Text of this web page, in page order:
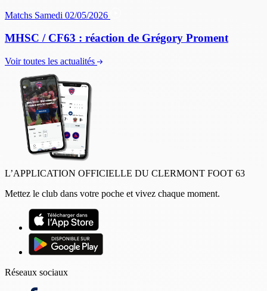
Matchs Samedi 02/05/2026
MHSC / CF63 : réaction de Grégory Proment
Voir toutes les actualités
L’APPLICATION OFFICIELLE DU CLERMONT FOOT 63
Mettez le club dans votre poche et vivez chaque moment.
Réseaux sociaux